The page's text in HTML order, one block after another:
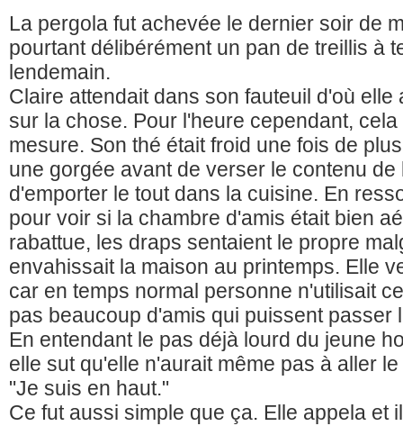
La pergola fut achevée le dernier soir de
pourtant délibérément un pan de treillis à
lendemain.
Claire attendait dans son fauteuil d'où
sur la chose. Pour l'heure cependant,
mesure. Son thé était froid une fois de
une gorgée avant de verser le contenu
d'emporter le tout dans la cuisine. En
pour voir si la chambre d'amis était bien
rabattue, les draps sentaient le propre
envahissait la maison au printemps. Elle
car en temps normal personne n'utilisait
pas beaucoup d'amis qui puissent passer
En entendant le pas déjà lourd du jeune
elle sut qu'elle n'aurait même pas à aller
"Je suis en haut."
Ce fut aussi simple que ça. Elle appela et